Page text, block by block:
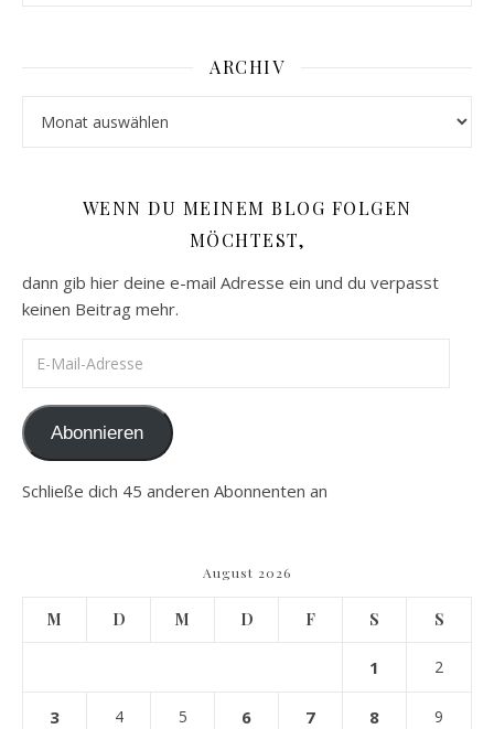
ARCHIV
WENN DU MEINEM BLOG FOLGEN
MÖCHTEST,
dann gib hier deine e-mail Adresse ein und du verpasst
keinen Beitrag mehr.
Abonnieren
Schließe dich 45 anderen Abonnenten an
August 2026
M D M D F S S
1 2
3 4 5 6 7 8 9